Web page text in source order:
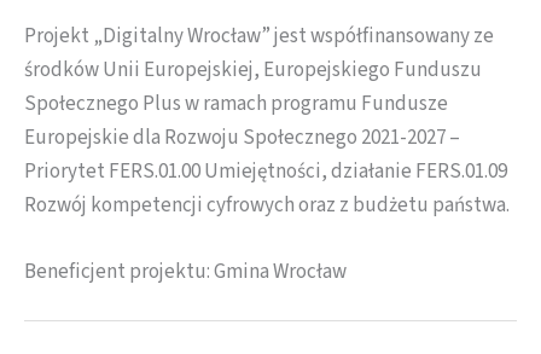
Projekt „Digitalny Wrocław” jest współfinansowany ze
środków Unii Europejskiej, Europejskiego Funduszu
Społecznego Plus w ramach programu Fundusze
Europejskie dla Rozwoju Społecznego 2021-2027 –
Priorytet FERS.01.00 Umiejętności, działanie FERS.01.09
Rozwój kompetencji cyfrowych oraz z budżetu państwa.
Beneficjent projektu: Gmina Wrocław